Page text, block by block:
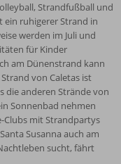
Strandfußball und
ein ruhigerer Strand in
werden im Juli und
für Kinder
am Dünenstrand kann
von Caletas ist
die anderen Strände von
Sonnenbad nehmen
Clubs mit Strandpartys
Susanna auch am
sucht, fährt